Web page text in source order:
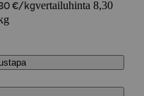
€/kgvertailuhinta 8,30